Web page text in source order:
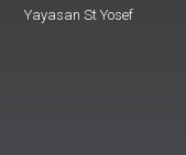
Yayasan St Yosef